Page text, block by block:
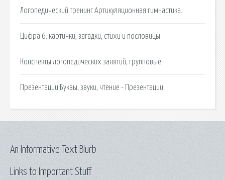
Логопедический тренинг Артикуляционная гимнастика.
Цифра 6: картинки, загадки, стихи и пословицы.
Конспекты логопедических занятий, групповые.
Презентации Буквы, звуки, чтение - Презентации.
Links to Important Stuff
An Informative Text Blurb